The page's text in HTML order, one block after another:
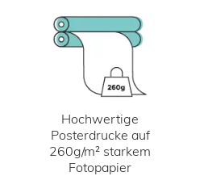
Hochwertige
Posterdrucke auf
260g/m² starkem
Fotopapier